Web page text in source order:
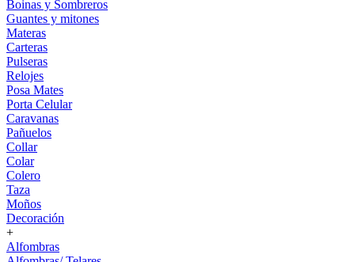
Boinas y Sombreros
Guantes y mitones
Materas
Carteras
Pulseras
Relojes
Posa Mates
Porta Celular
Caravanas
Pañuelos
Collar
Colar
Colero
Taza
Moños
Decoración
+
Alfombras